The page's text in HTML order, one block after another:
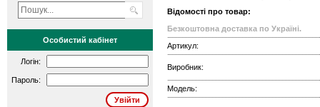
Особистий кабінет
Логін:
Пароль:
Відомості про товар:
Безкоштовна доставка по Україні.
Артикул:
Виробник:
Модель: